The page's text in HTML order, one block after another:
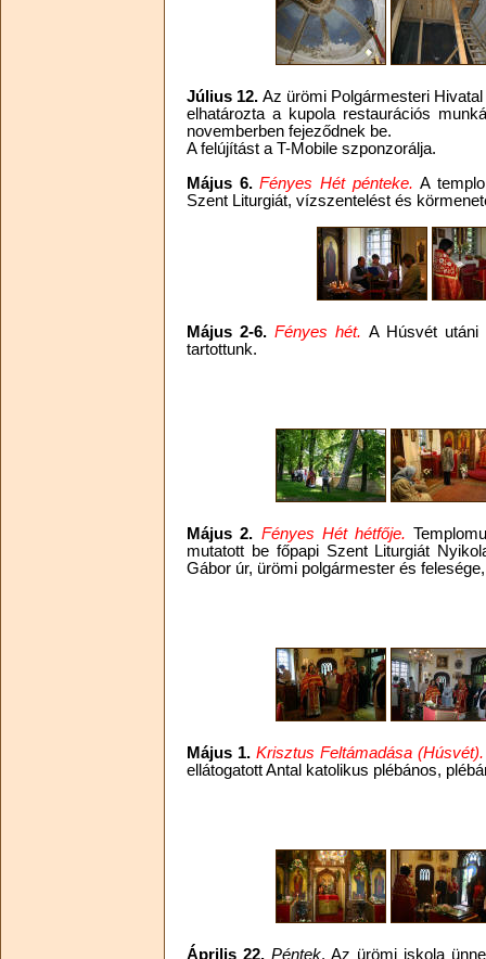
Július 12. Az ürömi Polgármesteri
elhatározta a kupola restaurációs
novemberben fejeződnek be.
A felújítást a T-Mobile szponzorálja.
Május 6. Fényes Hét pénteke. A
Szent Liturgiát, vízszentelést és
Május 2-6. Fényes hét. A Húsvét utáni
tartottunk.
Május 2. Fényes Hét hétfője.
mutatott be főpapi Szent Liturgiát
Gábor úr, ürömi polgármester és
Május 1. Krisztus Feltámadása (Húsvét).
ellátogatott Antal katolikus plébános,
Április 22. Péntek. Az ürömi iskola